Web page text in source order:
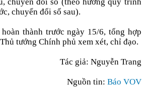
chuyển đổi số sau).
thành trước ngày 15/6, tổng hợp
tướng Chính phủ xem xét, chỉ đạo.
Tác giả: Nguyễn Trang
Nguồn tin: Báo VOV